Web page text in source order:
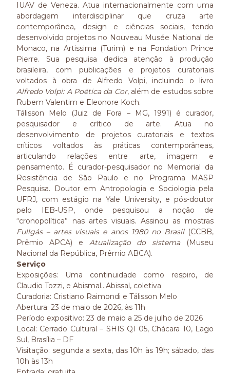
IUAV de Veneza. Atua internacionalmente com uma
abordagem interdisciplinar que cruza arte
contemporânea, design e ciências sociais, tendo
desenvolvido projetos no Nouveau Musée National de
Monaco, na Artissima (Turim) e na Fondation Prince
Pierre. Sua pesquisa dedica atenção à produção
brasileira, com publicações e projetos curatoriais
voltados à obra de Alfredo Volpi, incluindo o livro
Alfredo Volpi: A Poética da Cor, além de estudos sobre
Rubem Valentim e Eleonore Koch.
Tálisson Melo (Juiz de Fora – MG, 1991) é curador,
pesquisador e crítico de arte. Atua no
desenvolvimento de projetos curatoriais e textos
críticos voltados às práticas contemporâneas,
articulando relações entre arte, imagem e
pensamento. É curador-pesquisador no Memorial da
Resistência de São Paulo e no Programa MASP
Pesquisa. Doutor em Antropologia e Sociologia pela
UFRJ, com estágio na Yale University, e pós-doutor
pelo IEB-USP, onde pesquisou a noção de
“cronopolítica” nas artes visuais. Assinou as mostras
Fullgás – artes visuais e anos 1980 no Brasil(CCBB,
Prêmio APCA) e Atualização do sistema(Museu
Nacional da República, Prêmio ABCA).
Serviço
Exposições: Uma continuidade como respiro, de
Claudio Tozzi, e Abismal…Abissal, coletiva
Curadoria: Cristiano Raimondi e Tálisson Melo
Abertura: 23 de maio de 2026, às 11h
Período expositivo: 23 de maio a 25 de julho de 2026
Local: Cerrado Cultural – SHIS QI 05, Chácara 10, Lago
Sul, Brasília – DF
Visitação: segunda a sexta, das 10h às 19h; sábado, das
10h às 13h